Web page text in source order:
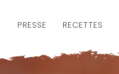
PRESSE RECETTES